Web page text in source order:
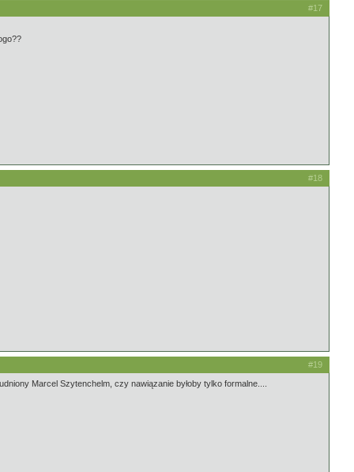
#17
#18
#19
Marcel Szytenchelm, czy nawiązanie byłoby tylko formalne....